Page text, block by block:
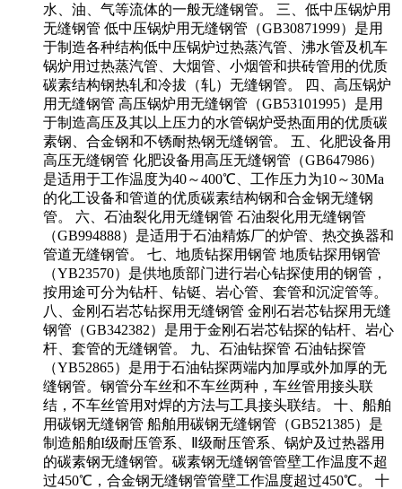
水、油、气等流体的一般无缝钢管。 三、低中压锅炉用
无缝钢管 低中压锅炉用无缝钢管（GB30871999）是用
于制造各种结构低中压锅炉过热蒸汽管、沸水管及机车
锅炉用过热蒸汽管、大烟管、小烟管和拱砖管用的优质
碳素结构钢热轧和冷拔（轧）无缝钢管。 四、高压锅炉
用无缝钢管 高压锅炉用无缝钢管（GB53101995）是用
于制造高压及其以上压力的水管锅炉受热面用的优质碳
素钢、合金钢和不锈耐热钢无缝钢管。 五、化肥设备用
高压无缝钢管 化肥设备用高压无缝钢管（GB647986）
是适用于工作温度为40～400℃、工作压力为10～30Ma
的化工设备和管道的优质碳素结构钢和合金钢无缝钢
管。 六、石油裂化用无缝钢管 石油裂化用无缝钢管
（GB994888）是适用于石油精炼厂的炉管、热交换器和
管道无缝钢管。 七、地质钻探用钢管 地质钻探用钢管
（YB23570）是供地质部门进行岩心钻探使用的钢管，
按用途可分为钻杆、钻铤、岩心管、套管和沉淀管等。
八、金刚石岩芯钻探用无缝钢管 金刚石岩芯钻探用无缝
钢管（GB342382）是用于金刚石岩芯钻探的钻杆、岩心
杆、套管的无缝钢管。 九、石油钻探管 石油钻探管
（YB52865）是用于石油钻探两端内加厚或外加厚的无
缝钢管。钢管分车丝和不车丝两种，车丝管用接头联
结，不车丝管用对焊的方法与工具接头联结。 十、船舶
用碳钢无缝钢管 船舶用碳钢无缝钢管（GB521385）是
制造船舶I级耐压管系、Ⅱ级耐压管系、锅炉及过热器用
的碳素钢无缝钢管。碳素钢无缝钢管管壁工作温度不超
过450℃，合金钢无缝钢管管壁工作温度超过450℃。 十